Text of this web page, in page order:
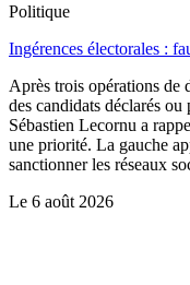
Politique
Ingérences électorales :
Après trois opérations de
des candidats déclarés ou
Sébastien Lecornu a
une priorité. La gauche
sanctionner les réseaux
Le 6 août 2026